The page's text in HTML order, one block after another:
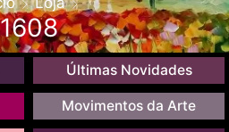
1608
Últimas Novidades
Movimentos da Arte